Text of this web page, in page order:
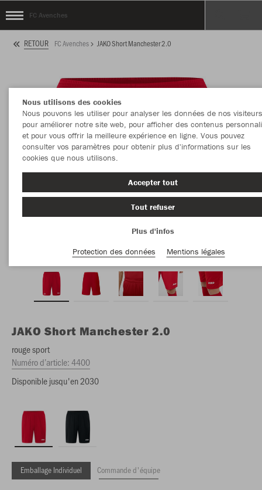
FC Avenches
RETOUR FC Avenches JAKO Short Manchester 2.0
JAKO Short Manchester 2.0
rouge sport
Numéro d’article:4400
Disponible jusqu'en 2030
Emballage Individuel Commande d'équipe
Nous utilisons des cookies
Nous pouvons les utiliser pour analyser les données de nos
pour améliorer notre site web, pour afficher des contenus
et pour vous offrir la meilleure expérience en ligne. Vous pouvez
consulter vos paramètres pour obtenir plus d'informations sur les
cookies que nous utilisons.
Accepter tout
Tout refuser
Plus d'infos
Protection des données
Mentions légales